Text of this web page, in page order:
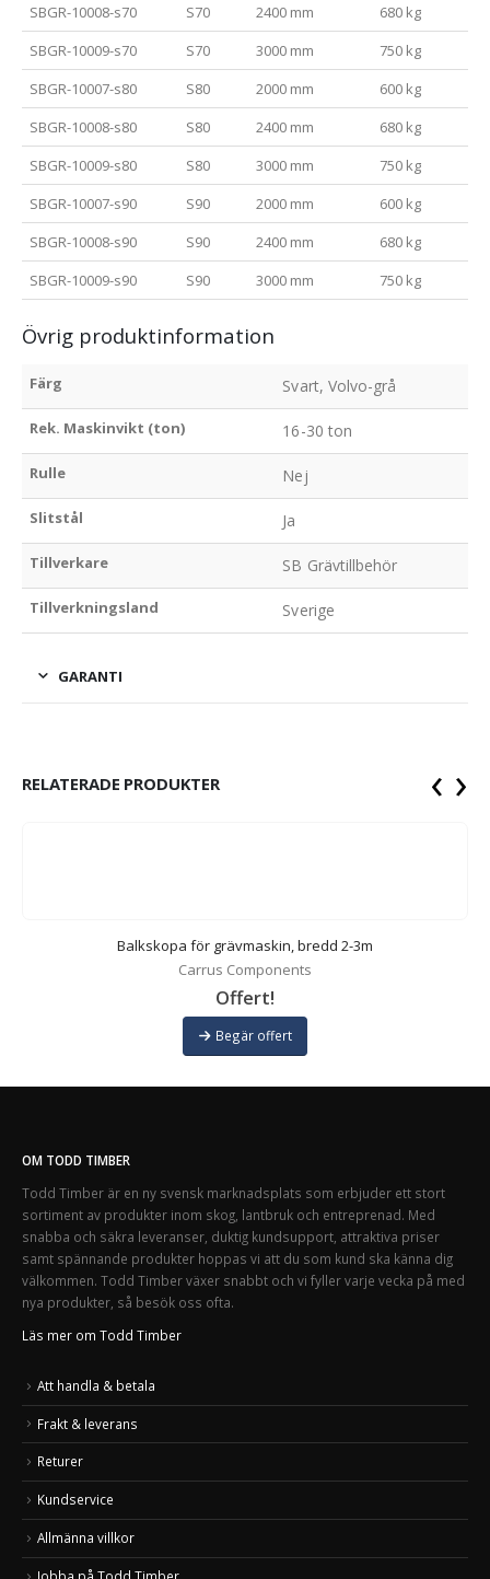
SBGR-10008-s70
S70 2400 mm
680 kg
SBGR-10009-s70
S70 3000 mm
750 kg
SBGR-10007-s80
S80 2000 mm
600 kg
SBGR-10008-s80
S80 2400 mm
680 kg
SBGR-10009-s80
S80 3000 mm
750 kg
SBGR-10007-s90
S90 2000 mm
600 kg
SBGR-10008-s90
S90 2400 mm
680 kg
SBGR-10009-s90
S90 3000 mm 750 kg
Övrig produktinformation
Färg Svart, Volvo-grå
Rek. Maskinvikt (ton) 16-30 ton
Rulle Nej
Slitstål Ja
Tillverkare SB Grävtillbehör
Tillverkningsland Sverige
GARANTI
RELATERADE PRODUKTER
Balkskopa för grävmaskin, bredd 2-3m
Carrus Components
Offert!
Begär offert
‹ ›
OM TODD TIMBER
Todd Timber är en ny svensk marknadsplats som erbjuder ett stort
sortiment av produkter inom skog, lantbruk och entreprenad. Med
snabba och säkra leveranser, duktig kundsupport, attraktiva priser
samt spännande produkter hoppas vi att du som kund ska känna dig
välkommen. Todd Timber växer snabbt och vi fyller varje vecka på med
nya produkter, så besök oss ofta.
Läs mer om Todd Timber
Att handla & betala
Frakt & leverans
Returer
Kundservice
Allmänna villkor